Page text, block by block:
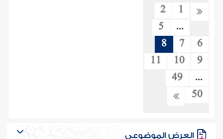
1
2
...
5
6
7
8
9
10
11
...
49
50
العرض الموضوعي